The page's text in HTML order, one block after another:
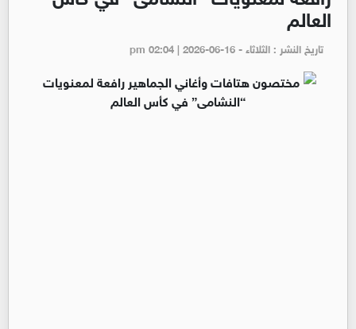
العالم
تاريخ النشر : الثلاثاء - pm 02:04 | 2026-06-16